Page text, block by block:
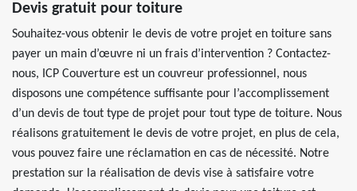
Devis gratuit pour toiture
Souhaitez-vous obtenir le devis de votre projet en toiture sans
payer un main d’œuvre ni un frais d’intervention ? Contactez-
nous, ICP Couverture est un couvreur professionnel, nous
disposons une compétence suffisante pour l’accomplissement
d’un devis de tout type de projet pour tout type de toiture. Nous
réalisons gratuitement le devis de votre projet, en plus de cela,
vous pouvez faire une réclamation en cas de nécessité. Notre
prestation sur la réalisation de devis vise à satisfaire votre